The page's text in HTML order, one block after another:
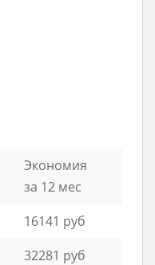
Экономия
за 12 мес
16141 руб
32281 руб